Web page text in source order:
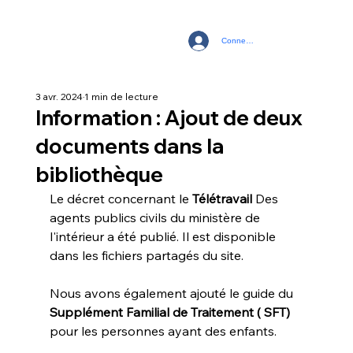
Connexion
Information : Ajout de deux
documents dans la
bibliothèque
3 avr. 20241 min de lecture
Le décret concernant le Télétravail Des
agents publics civils du ministère de
l'intérieur a été publié. Il est disponible
dans les fichiers partagés du site.
Nous avons également ajouté le guide du
Supplément Familial de Traitement ( SFT)
pour les personnes ayant des enfants.